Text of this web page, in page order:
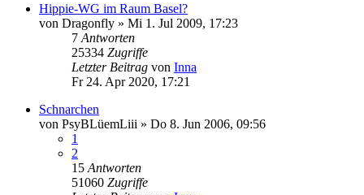
Hippie-WG im Raum Basel?
von Dragonfly » Mi 1. Jul 2009, 17:23
7 Antworten
25334 Zugriffe
Letzter Beitrag von Inna
Fr 24. Apr 2020, 17:21
Schnarchen
von PsyBLüemLiii » Do 8. Jun 2006, 09:56
1
2
15 Antworten
51060 Zugriffe